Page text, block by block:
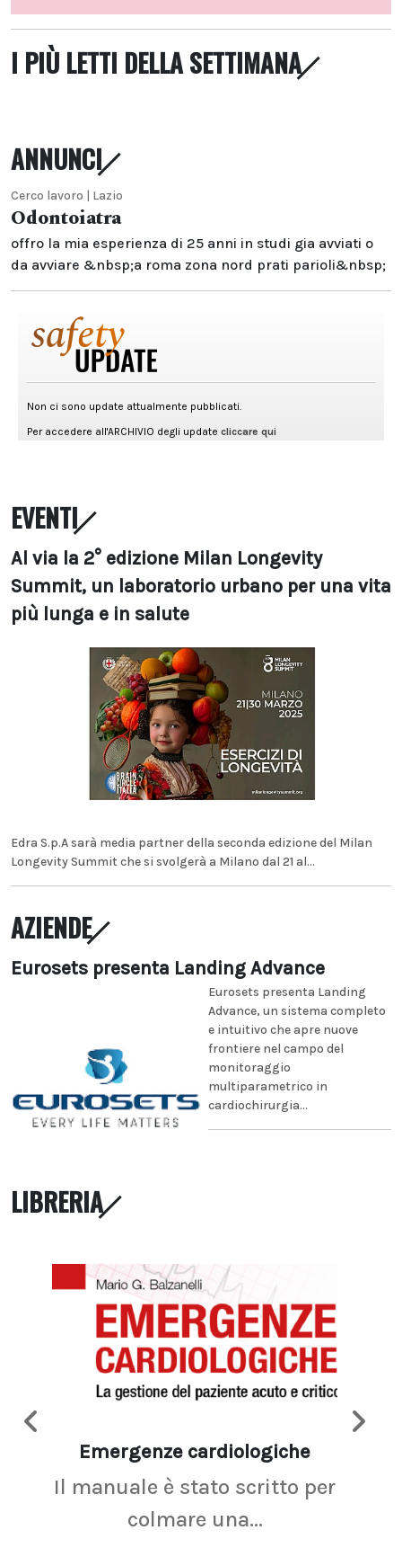
I PIÙ LETTI DELLA SETTIMANA
ANNUNCI
Cerco lavoro | Lazio
Odontoiatra
offro la mia esperienza di 25 anni in studi gia avviati o
da avviare &nbsp;a roma zona nord prati parioli&nbsp;
EVENTI
Al via la 2° edizione Milan Longevity
Summit, un laboratorio urbano per una vita
più lunga e in salute
Edra S.p.A sarà media partner della seconda edizione del Milan
Longevity Summit che si svolgerà a Milano dal 21 al...
AZIENDE
Eurosets presenta Landing Advance
Eurosets presenta Landing
Advance, un sistema completo
e intuitivo che apre nuove
frontiere nel campo del
monitoraggio
multiparametrico in
cardiochirurgia...
LIBRERIA
Emergenze cardiologiche
Il manuale è stato scritto per
colmare una...